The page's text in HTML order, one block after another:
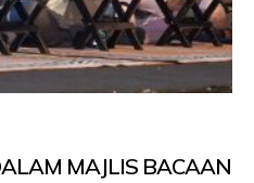
MAJLIS BACAAN